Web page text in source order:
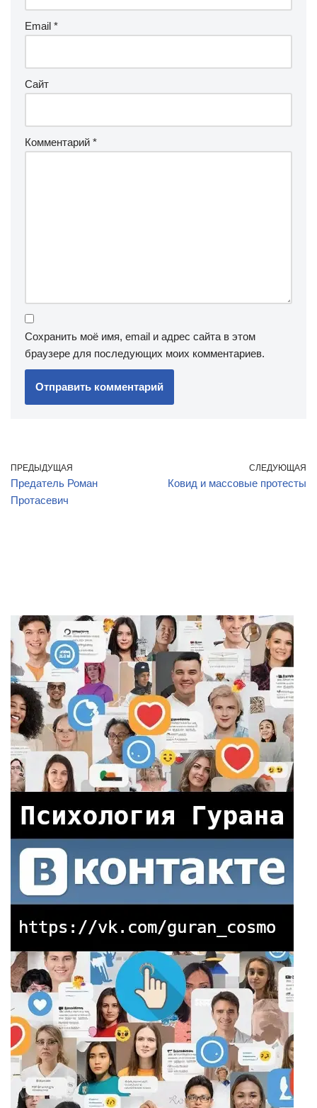
Email *
Сайт
Комментарий *
Сохранить моё имя, email и адрес сайта в этом
браузере для последующих моих комментариев.
ПРЕДЫДУЩАЯ
Предатель Роман
Протасевич
СЛЕДУЮЩАЯ
Ковид и массовые протесты